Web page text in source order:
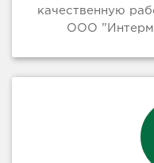
качественную
ООО